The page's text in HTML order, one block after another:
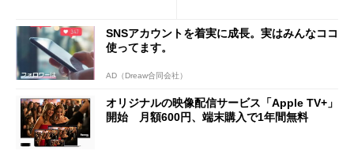
SNSアカウントを着実に成長。実はみんなココ
使ってます。
AD（Dreaw合同会社）
オリジナルの映像配信サービス「Apple TV+」
開始 月額600円、端末購入で1年間無料